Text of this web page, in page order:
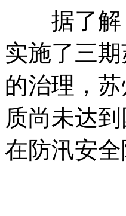
据了解，
实施了三
的治理，
质尚未达
在防汛安